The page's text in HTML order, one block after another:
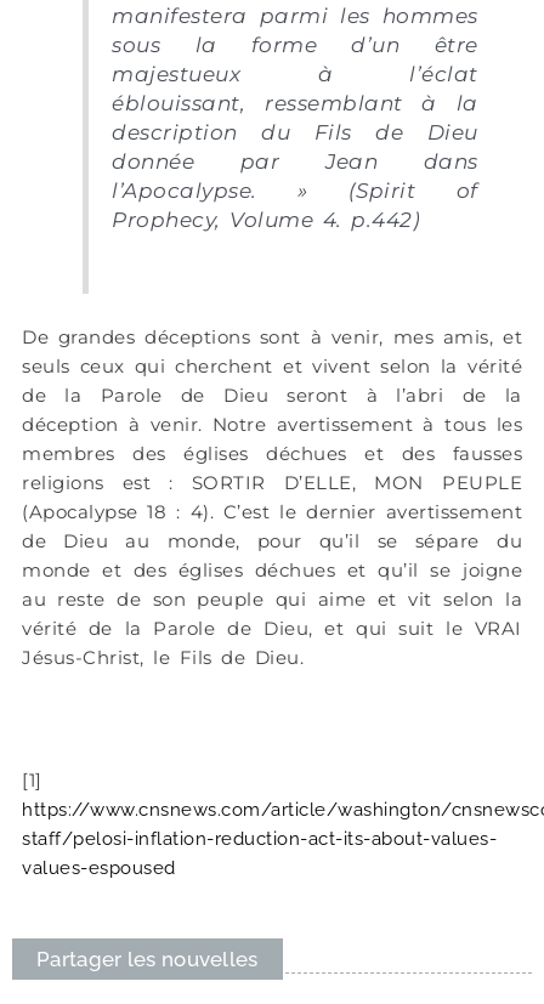
manifestera parmi les hommes
sous la forme d’un être
majestueux à l’éclat
éblouissant, ressemblant à la
description du Fils de Dieu
donnée par Jean dans
l’Apocalypse. » (Spirit of
Prophecy, Volume 4. p.442)
De grandes déceptions sont à venir, mes amis, et
seuls ceux qui cherchent et vivent selon la vérité
de la Parole de Dieu seront à l’abri de la
déception à venir. Notre avertissement à tous les
membres des églises déchues et des fausses
religions est : SORTIR D’ELLE, MON PEUPLE
(Apocalypse 18 : 4). C’est le dernier avertissement
de Dieu au monde, pour qu’il se sépare du
monde et des églises déchues et qu’il se joigne
au reste de son peuple qui aime et vit selon la
vérité de la Parole de Dieu, et qui suit le VRAI
Jésus-Christ, le Fils de Dieu.
[1]
https://www.cnsnews.com/article/washington/
staff/pelosi-inflation-reduction-act-its-about-values-
values-espoused
Partager les nouvelles